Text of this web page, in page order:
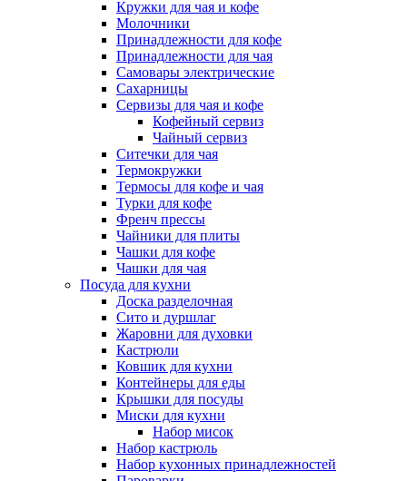
Кружки для чая и кофе
Молочники
Принадлежности для кофе
Принадлежности для чая
Самовары электрические
Сахарницы
Сервизы для чая и кофе
Кофейный сервиз
Чайный сервиз
Ситечки для чая
Термокружки
Термосы для кофе и чая
Турки для кофе
Френч прессы
Чайники для плиты
Чашки для кофе
Чашки для чая
Посуда для кухни
Доска разделочная
Сито и дуршлаг
Жаровни для духовки
Кастрюли
Ковшик для кухни
Контейнеры для еды
Крышки для посуды
Миски для кухни
Набор мисок
Набор кастрюль
Набор кухонных принадлежностей